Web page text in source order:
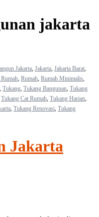
jakarta
Jakarta, Jakarta, Jakarta Barat,
, Rumah, Rumah Minimalis,
, Tukang, Tukang Bangunan, Tukang
Tukang Cat Rumah, Tukang Harian,
, Tukang Renovasi, Tukang
Jakarta